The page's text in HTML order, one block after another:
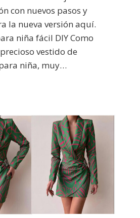
con nuevos pasos y
la nueva versión aquí.
niña fácil DIY Como
vestido de
niña, muy…